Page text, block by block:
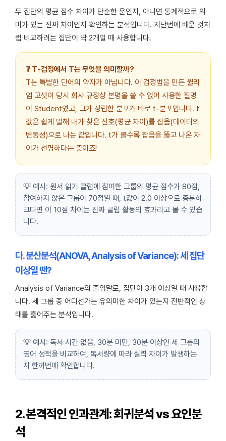
두 집단의 평균 점수 차이가 단순한 운인지, 아니면 통계적으로 의
미가 있는 진짜 차이인지 확인하는 분석입니다. 지난번에 배운 것처
럼 비교하려는 집단이 딱 2개일 때 사용합니다.
❓ T-검정에서 T는 무엇을 의미할까?
T는 특별한 단어의 약자가 아닙니다. 이 검정법을 만든 윌리
엄 고셋이 당시 회사 규정상 본명을 쓸 수 없어 사용한 필명
이 Student였고, 그가 정립한 분포가 바로 t-분포입니다. t
값은 쉽게 말해 내가 찾은 신호(평균 차이)를 잡음(데이터의
변동성)으로 나눈 값입니다. t가 클수록 잡음을 뚫고 나온 차
이가 선명하다는 뜻이죠!
💡 예시: 원서 읽기 클럽에 참여한 그룹의 평균 점수가 80점,
참여하지 않은 그룹이 70점일 때, t값이 2.0 이상으로 충분히
크다면 이 10점 차이는 진짜 클럽 활동의 효과라고 볼 수 있습
니다.
다. 분산분석(ANOVA, Analysis of Variance): 세 집단
이상일 땐?
Analysis of Variance의 줄임말로, 집단이 3개 이상일 때 사용합
니다. 세 그룹 중 어디선가는 유의미한 차이가 있는지 전반적인 상
태를 훑어주는 분석입니다.
💡 예시: 독서 시간 없음, 30분 미만, 30분 이상인 세 그룹의
영어 성적을 비교하여, 독서량에 따라 실력 차이가 발생하는
지 한꺼번에 확인합니다.
2. 본격적인 인과관계: 회귀분석 vs 요인분
석